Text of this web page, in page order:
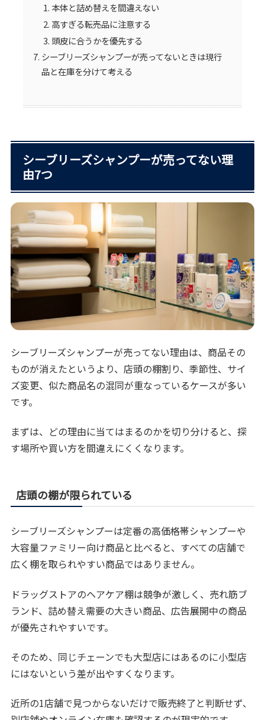
本体と詰め替えを間違えない
高すぎる転売品に注意する
頭皮に合うかを優先する
シーブリーズシャンプーが売ってないときは現行
品と在庫を分けて考える
シーブリーズシャンプーが売ってない理
由7つ
シーブリーズシャンプーが売ってない理由は、商品その
ものが消えたというより、店頭の棚割り、季節性、サイ
ズ変更、似た商品名の混同が重なっているケースが多い
です。
まずは、どの理由に当てはまるのかを切り分けると、探
す場所や買い方を間違えにくくなります。
店頭の棚が限られている
シーブリーズシャンプーは定番の高価格帯シャンプーや
大容量ファミリー向け商品と比べると、すべての店舗で
広く棚を取られやすい商品ではありません。
ドラッグストアのヘアケア棚は競争が激しく、売れ筋ブ
ランド、詰め替え需要の大きい商品、広告展開中の商品
が優先されやすいです。
そのため、同じチェーンでも大型店にはあるのに小型店
にはないという差が出やすくなります。
近所の1店舗で見つからないだけで販売終了と判断せず、